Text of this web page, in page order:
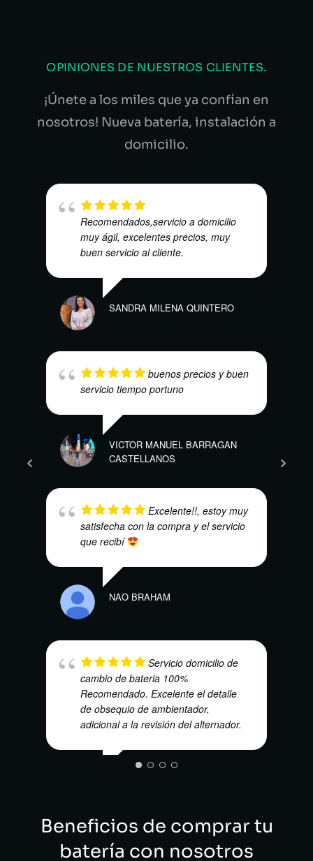
OPINIONES DE NUESTROS CLIENTES.
¡Únete a los miles que ya confían en
nosotros! Nueva batería, instalación a
domicilio.
Recomendados,servicio a domicilio
muy ágil, excelentes precios, muy
buen servicio al cliente.
SANDRA MILENA QUINTERO
buenos precios y buen
servicio tiempo portuno
VICTOR MANUEL BARRAGAN
CASTELLANOS
Excelente!!, estoy muy
satisfecha con la compra y el servicio
que recibí
NAO BRAHAM
Servicio domicilio de
cambio de bateria 100%
Recomendado. Excelente el detalle
de obsequio de ambientador,
adicional a la revisión del alternador.
Beneficios de comprar tu
batería con nosotros